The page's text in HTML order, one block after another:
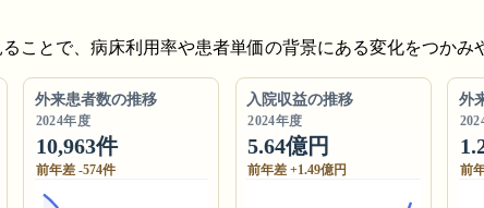
ことで、病床利用率や患者単価の背景にある変化をつかみ
外来患者数の推移
2024年度
10,963件
前年差 -574件
入院収益の推移
2024年度
5.64億円
前年差 +1.49億円
外
前